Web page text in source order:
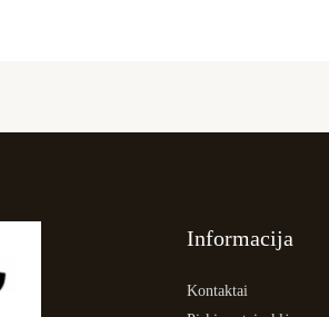
Informacija
Kontaktai